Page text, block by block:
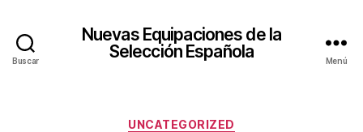
Buscar
Nuevas Equipaciones de la
Selección Española
Menú
Categorías
UNCATEGORIZED